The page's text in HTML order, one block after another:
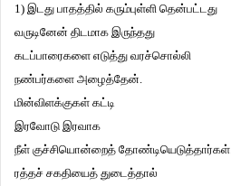
1) இடது பாதத்தில் கரும்புள்ளி தென்பட்டது
வருடினேன் திடமாக இருந்தது
கடப்பாரைகளை எடுத்து வரச்சொல்லி
நண்பர்களை அழைத்தேன்.
மின்விளக்குகள் கட்டி
இரவோடு இரவாக
நீள் குச்சியொன்றைத் தோண்டியெடுத்தார்கள்.
ரத்தச் சகதியைத் துடைத்தால்